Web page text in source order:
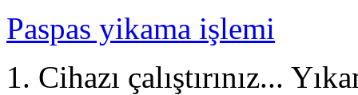
Paspas yikama işlemi
1. Cihazı çalıştırınız...